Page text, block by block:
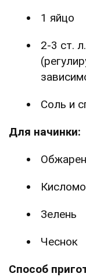
1 яйцо
2-3 ст.
Соль и
Для начинки:
Зелень
Чеснок
Способ